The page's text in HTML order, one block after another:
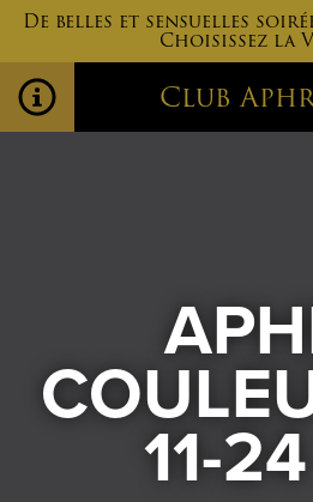
De belles et sensuelles
Choisissez la
Club
11-